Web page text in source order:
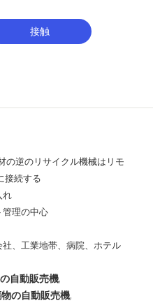
接触
の逆のリサイクル機械はリモ
接続する
れ
理の中心
、工業地帯、病院、ホテル
自動販売機,
の自動販売機,